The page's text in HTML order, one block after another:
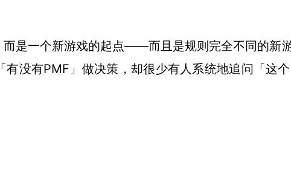
是一个新游戏的起点——而且是规则完全不同的新
没有PMF」做决策，却很少有人系统地追问「这